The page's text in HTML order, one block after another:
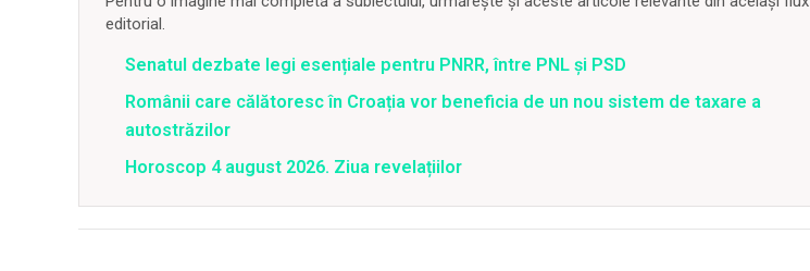
editorial.
Senatul dezbate legi esențiale pentru PNRR, între PNL și PSD
Românii care călătoresc în Croația vor beneficia de un nou sistem de taxare a
autostrăzilor
Horoscop 4 august 2026. Ziua revelațiilor